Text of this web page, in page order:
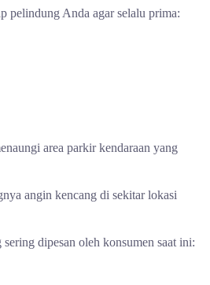
pelindung Anda agar selalu prima:
area parkir kendaraan yang
angin kencang di sekitar lokasi
dipesan oleh konsumen saat ini: